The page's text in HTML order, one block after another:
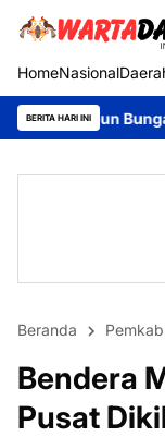
HomeNasional
BERITA HARI INI
BPBD
Beranda
Bendera
Pusat